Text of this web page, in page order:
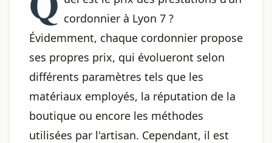
cordonnier à Lyon 7 ?
Évidemment, chaque cordonnier propose
ses propres prix, qui évolueront selon
différents paramètres tels que les
matériaux employés, la réputation de la
boutique ou encore les méthodes
utilisées par l'artisan. Cependant, il est